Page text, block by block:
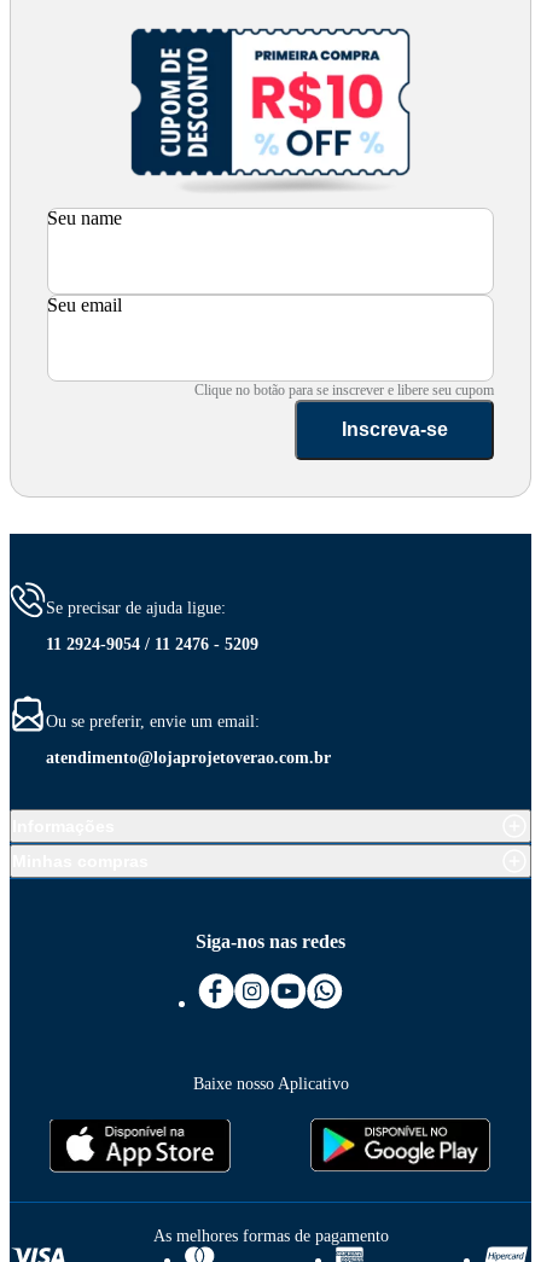
Seu name
Seu email
Clique no botão para se inscrever e libere seu cupom
Inscreva-se
Se precisar de ajuda ligue:
11 2924-9054 / 11 2476 - 5209
Ou se preferir, envie um email:
atendimento@lojaprojetoverao.com.br
Siga-nos nas redes
Baixe nosso Aplicativo
As melhores formas de pagamento